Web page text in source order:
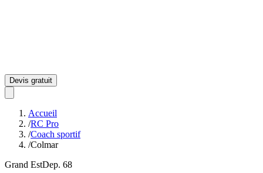
Devis gratuit
Accueil
/RC Pro
/Coach sportif
/Colmar
Grand EstDep. 68